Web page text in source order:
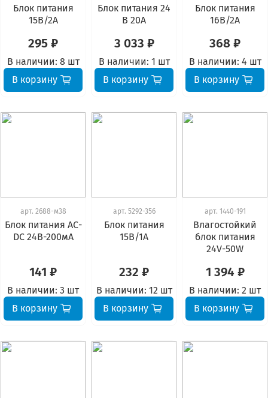
Блок питания
15В/2А
295 ₽
В наличии: 8 шт
В корзину
Блок питания 24
В 20А
3 033 ₽
В наличии: 1 шт
В корзину
Блок питания
16В/2А
368 ₽
В наличии: 4 шт
В корзину
арт. 2688-м38
Блок питания АС-
DC 24В-200мА
141 ₽
В наличии: 3 шт
В корзину
арт. 5292-356
Блок питания
15В/1А
232 ₽
В наличии: 12 шт
В корзину
арт. 1440-191
Влагостойкий
блок питания
24V-50W
1 394 ₽
В наличии: 2 шт
В корзину